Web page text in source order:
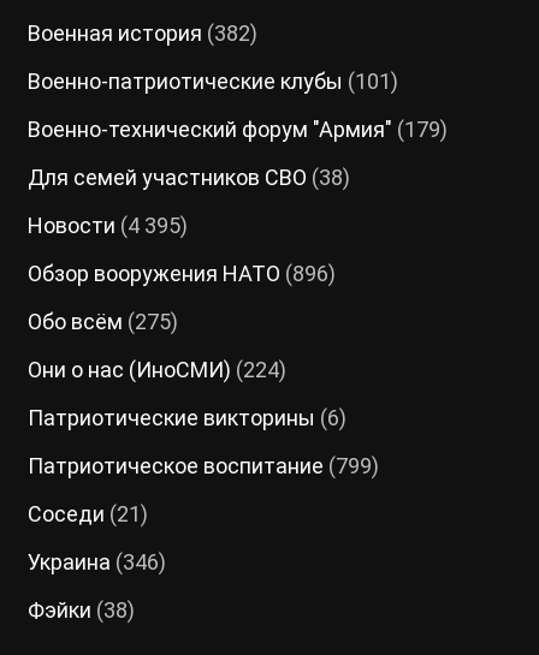
Военная история (382)
Военно-патриотические клубы (101)
Военно-технический форум "Армия" (179)
Для семей участников СВО (38)
Новости (4 395)
Обзор вооружения НАТО (896)
Обо всём (275)
Они о нас (ИноСМИ) (224)
Патриотические викторины (6)
Патриотическое воспитание (799)
Соседи (21)
Украина (346)
Фэйки (38)